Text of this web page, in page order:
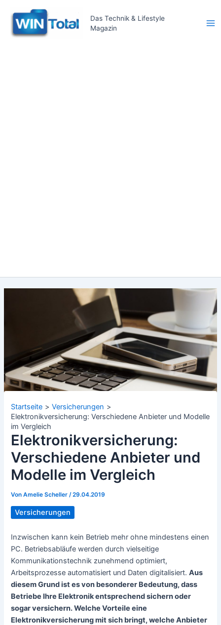
Inhalt
springen
Das Technik & Lifestyle
Magazin
Startseite
Versicherungen
Elektronikversicherung: Verschiedene Anbieter und Modelle
im Vergleich
Elektronikversicherung:
Verschiedene Anbieter und
Modelle im Vergleich
VonAmelie Scheller/29.04.2019
Versicherungen
Inzwischen kann kein Betrieb mehr ohne mindestens einen
PC. Betriebsabläufe werden durch vielseitige
Kommunikationstechnik zunehmend optimiert,
Arbeitsprozesse automatisiert und Daten digitalisiert.Aus
diesem Grund ist es von besonderer Bedeutung, dass
Betriebe Ihre Elektronik entsprechend sichern oder
sogar versichern. Welche Vorteile eine
Elektronikversicherung mit sich bringt, welche Anbieter